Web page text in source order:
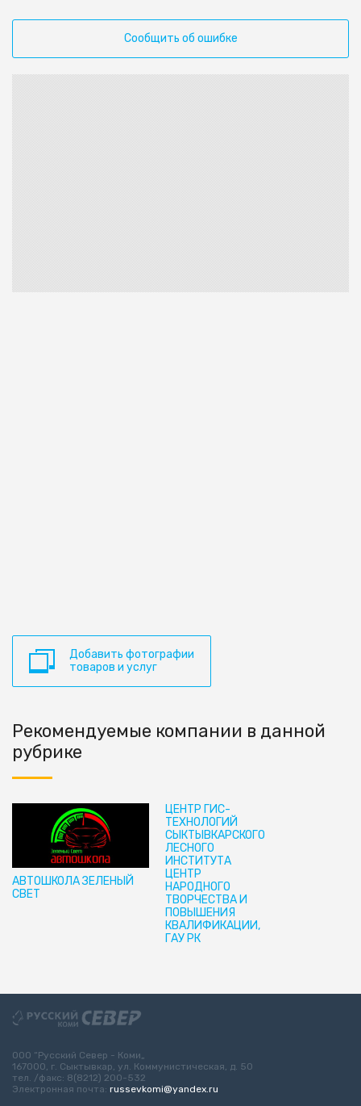
Сообщить об ошибке
Добавить фотографии
товаров и услуг
Рекомендуемые компании в данной
рубрике
АВТОШКОЛА ЗЕЛЕНЫЙ
СВЕТ
ЦЕНТР ГИС-
ТЕХНОЛОГИЙ
СЫКТЫВКАРСКОГО
ЛЕСНОГО
ИНСТИТУТА
ЦЕНТР
НАРОДНОГО
ТВОРЧЕСТВА И
ПОВЫШЕНИЯ
КВАЛИФИКАЦИИ,
ГАУ РК
ООО “Русский Север - Коми„
167000, г. Сыктывкар, ул. Коммунистическая, д. 50
тел. /факс: 8(8212) 200-532
Электронная почта: russevkomi@yandex.ru